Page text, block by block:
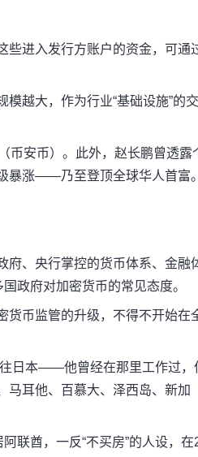
些进入发行方账户的资金， 可通
越大，作为行业“基础设施”的
币安币）。此外，赵长鹏曾透露
暴涨——乃至登顶全球华人首富。
、央行掌控的货币体系、金融
政府对加密货币的常见态度。
货币监管的升级，不得不开始在
日本——他曾经在那里工作过，
马耳他、百慕大、泽西岛、新加
联酋，一反“不买房”的人设，在